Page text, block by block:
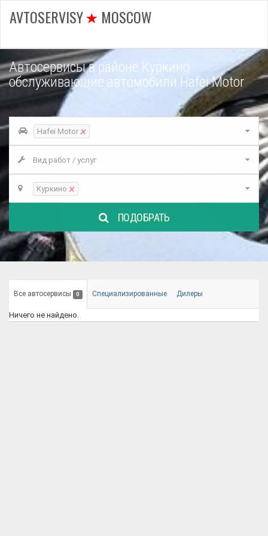
AVTOSERVISY MOSCOW
Автосервисы в районе Куркино
обслуживающие автомобили Hafei Motor
Hafei Motor ×
Вид работ / услуг
Куркино ×
ПОДОБРАТЬ
Все автосервисы 0 Специализированные Дилеры
Ничего не найдено.